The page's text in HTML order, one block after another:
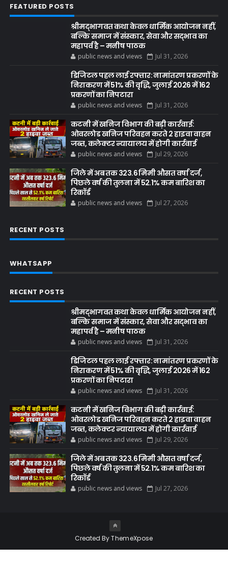
FEATURED POSTS
श्रीमद्भागवत कथा केवल धार्मिक आयोजन नहीं,
बल्कि समाज में संस्कार, सेवा और सद्भाव का
महापर्व है – मनीष पाठक
public news and views Jul 31, 2026
डिजिटल पहल लाई रफ्तार: नामांतरण प्रकरणों के
निराकरण में 51% की वृद्धि, जुलाई 2026 में 162
प्रकरणों का निपटारा
public news and views Jul 31, 2026
कटनी में खनिज विभाग की बड़ी कार्रवाई:
ओवरलोड खनिज परिवहन करते 2 हाइवा वाहन
जब्त, कलेक्टर न्यायालय में होगी कार्रवाई
public news and views Jul 29, 2026
जिले में अब तक 323.6 मिमी औसत वर्षा दर्ज,
पिछले वर्ष की तुलना में 52.1% कम बारिश का
रिकॉर्ड
public news and views Jul 27, 2026
RECENT POSTS
WHATSAPP
RECENT POSTS
श्रीमद्भागवत कथा केवल धार्मिक आयोजन नहीं,
बल्कि समाज में संस्कार, सेवा और सद्भाव का
महापर्व है – मनीष पाठक
public news and views Jul 31, 2026
डिजिटल पहल लाई रफ्तार: नामांतरण प्रकरणों के
निराकरण में 51% की वृद्धि, जुलाई 2026 में 162
प्रकरणों का निपटारा
public news and views Jul 31, 2026
कटनी में खनिज विभाग की बड़ी कार्रवाई:
ओवरलोड खनिज परिवहन करते 2 हाइवा वाहन
जब्त, कलेक्टर न्यायालय में होगी कार्रवाई
public news and views Jul 29, 2026
जिले में अब तक 323.6 मिमी औसत वर्षा दर्ज,
पिछले वर्ष की तुलना में 52.1% कम बारिश का
रिकॉर्ड
public news and views Jul 27, 2026
Created ByThemeXpose